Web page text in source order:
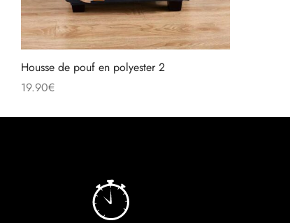
Housse de pouf en polyester 2
19.90€